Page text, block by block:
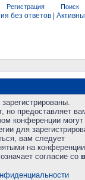
Регистрация Поиск
без ответов
но предоставляет
конференции
для
вам следует
на
согласие со